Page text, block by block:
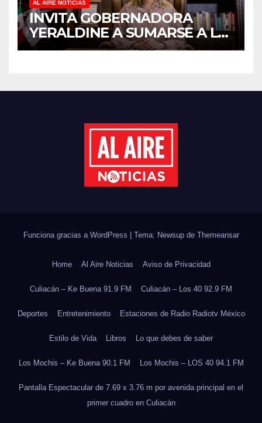
AL AIRE NOTICIAS
INVITA GOBERNADORA
YERALDINE A SUMARSE A LA
JORNADA NACIONAL DE
DE ÁRBOLES
Funciona gracias a WordPress Tema: Newsup de Themeansar
Home Al Aire Noticias Aviso de Privacidad
Culiacán – Ke Buena 91.9 FM Culiacán – Los 40 92.9 FM
Deportes Entretenimiento Estaciones de Radio Radiotv México
Estilo de Vida Libros Lo que debes de saber
Los Mochis – Ke Buena 90.1 FM Los Mochis – LOS 40 94.1 FM
Pantalla Espectacular de 7.69 x 3.76 m por avenida principal en el
primer cuadro en Culiacán